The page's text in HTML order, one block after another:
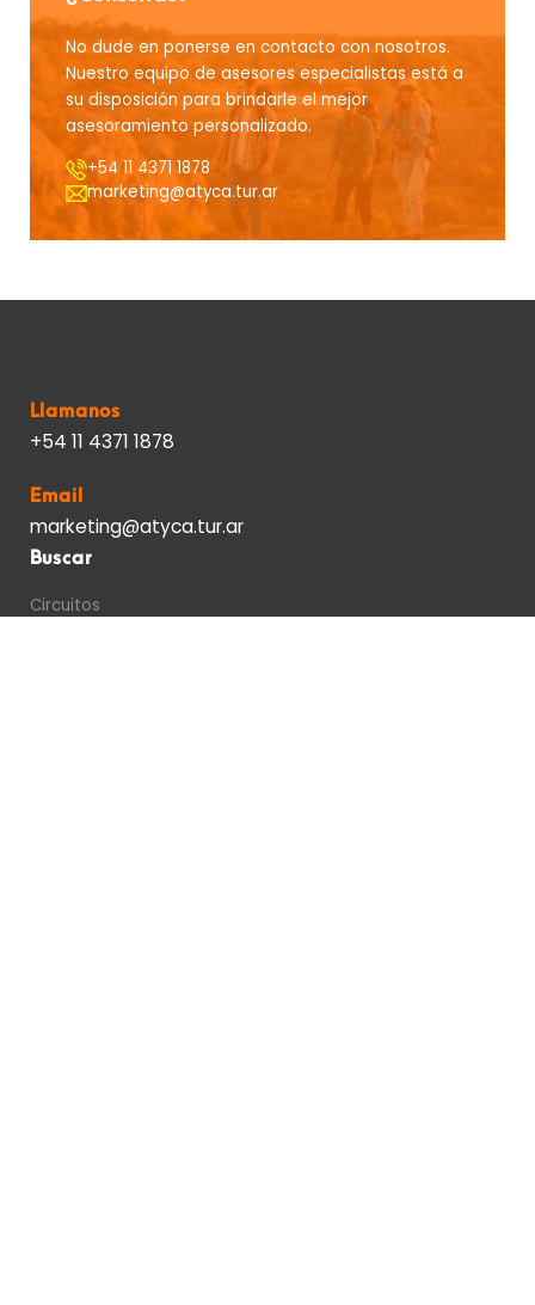
No dude en ponerse en contacto con nosotros.
Nuestro equipo de asesores especialistas está a
su disposición para brindarle el mejor
asesoramiento personalizado.
+54 11 4371 1878
marketing@atyca.tur.ar
Llamanos
+54 11 4371 1878
Email
marketing@atyca.tur.ar
Buscar
Circuitos